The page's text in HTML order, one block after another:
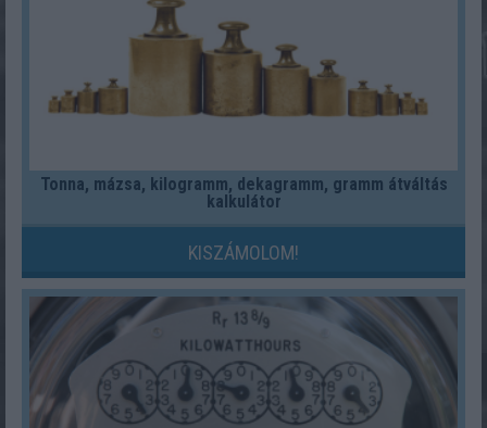
Tonna, mázsa, kilogramm, dekagramm, gramm átváltás
kalkulátor
KISZÁMOLOM!